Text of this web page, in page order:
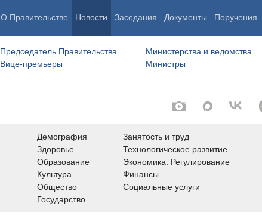
О Правительстве Новости Заседания Документы Поручения
Председатель Правительства
Вице-премьеры
Министерства и ведомства
Министры
Демография
Здоровье
Образование
Культура
Общество
Государство
Занятость и труд
Технологическое развитие
Экономика. Регулирование
Финансы
Социальные услуги